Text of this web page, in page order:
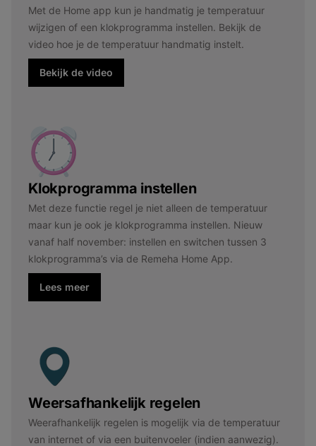
Met de Home app kun je handmatig je temperatuur
wijzigen of een klokprogramma instellen. Bekijk de
video hoe je de temperatuur handmatig instelt.
Bekijk de video
Klokprogramma instellen
Met deze functie regel je niet alleen de temperatuur
maar kun je ook je klokprogramma instellen. Nieuw
vanaf half november: instellen en switchen tussen 3
klokprogramma’s via de Remeha Home App.
Lees meer
Weersafhankelijk regelen
Weerafhankelijk regelen is mogelijk via de temperatuur
van internet of via een buitenvoeler (indien aanwezig).